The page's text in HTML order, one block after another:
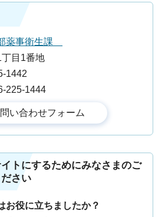
薬事衛生課
目1番地
1442
225-1444
トにするためにみなさまのご
さい
お役に立ちましたか？